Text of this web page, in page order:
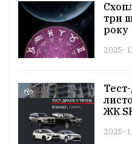
три
року
2025-
ЖК
2025-